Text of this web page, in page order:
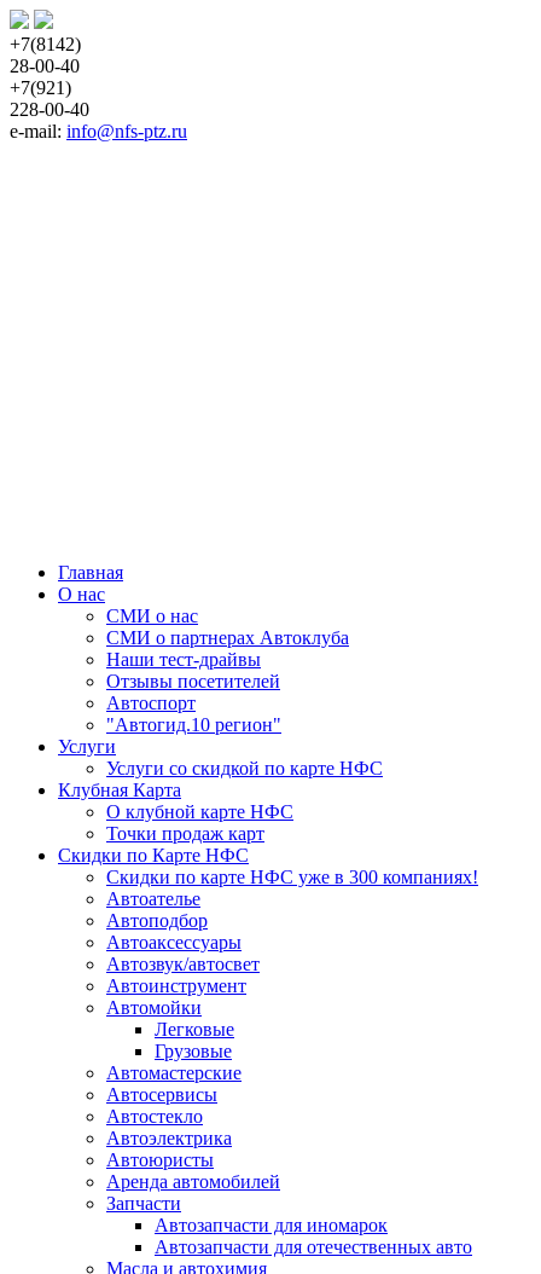
+7(8142)
28-00-40
+7(921)
228-00-40
e-mail: info@nfs-ptz.ru
Главная
О нас
СМИ о нас
СМИ о партнерах Автоклуба
Наши тест-драйвы
Отзывы посетителей
Автоспорт
"Автогид.10 регион"
Услуги
Услуги со скидкой по карте НФС
Клубная Карта
О клубной карте НФС
Точки продаж карт
Скидки по Карте НФС
Скидки по карте НФС уже в 300 компаниях!
Автоателье
Автоподбор
Автоаксессуары
Автозвук/автосвет
Автоинструмент
Автомойки
Легковые
Грузовые
Автомастерские
Автосервисы
Автостекло
Автоэлектрика
Автоюристы
Аренда автомобилей
Запчасти
Автозапчасти для иномарок
Автозапчасти для отечественных авто
Масла и автохимия